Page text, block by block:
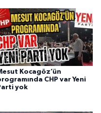
Kocagöz’ün
CHP var Yeni
yok